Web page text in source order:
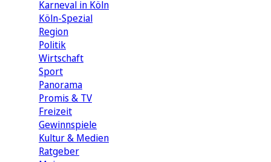
Karneval in Köln
Köln-Spezial
Region
Politik
Wirtschaft
Sport
Panorama
Promis & TV
Freizeit
Gewinnspiele
Kultur & Medien
Ratgeber